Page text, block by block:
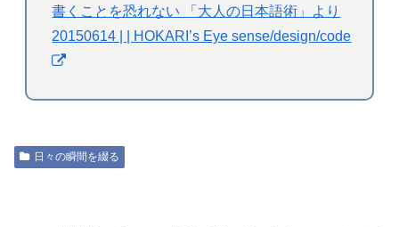
書くことを恐れない 「大人の日本語術」より
20150614 | | HOKARI’s Eye sense/design/code
日々の瞬間を綴る